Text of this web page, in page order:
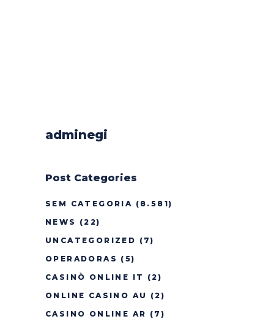
adminegi
Post Categories
SEM CATEGORIA (8.581)
NEWS
(22)
UNCATEGORIZED (7)
OPERADORAS (5)
CASINÒ ONLINE IT
(2)
ONLINE CASINO AU
(2)
CASINO ONLINE AR (7)